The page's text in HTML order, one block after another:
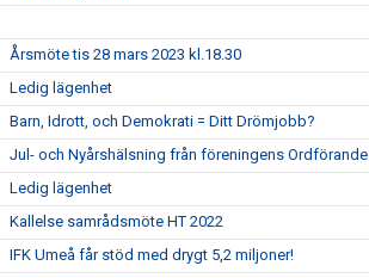
Årsmöte tis 28 mars 2023 kl.18.30
Ledig lägenhet
Barn, Idrott, och Demokrati = Ditt Drömjobb?
Jul- och Nyårshälsning från föreningens Ordförande
Ledig lägenhet
Kallelse samrådsmöte HT 2022
IFK Umeå får stöd med drygt 5,2 miljoner!